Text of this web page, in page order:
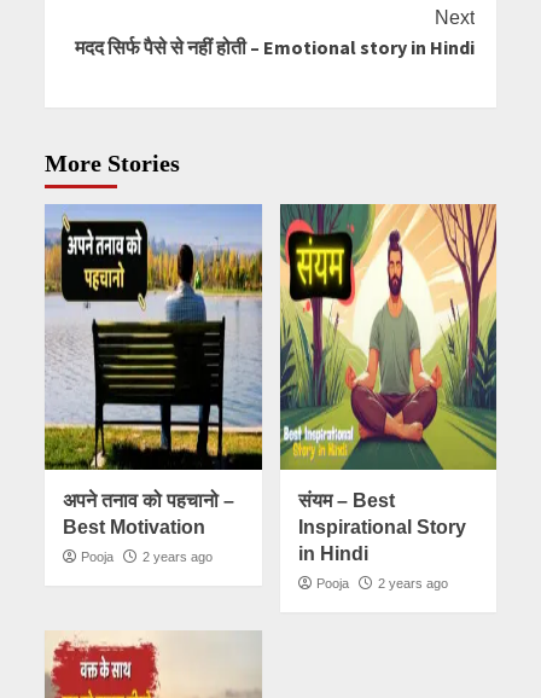
Next
मदद सिर्फ पैसे से नहीं होती – Emotional story in Hindi
More Stories
अपने तनाव को पहचानो –
Best Motivation
Pooja 2 years ago
संयम – Best
Inspirational Story
in Hindi
Pooja 2 years ago